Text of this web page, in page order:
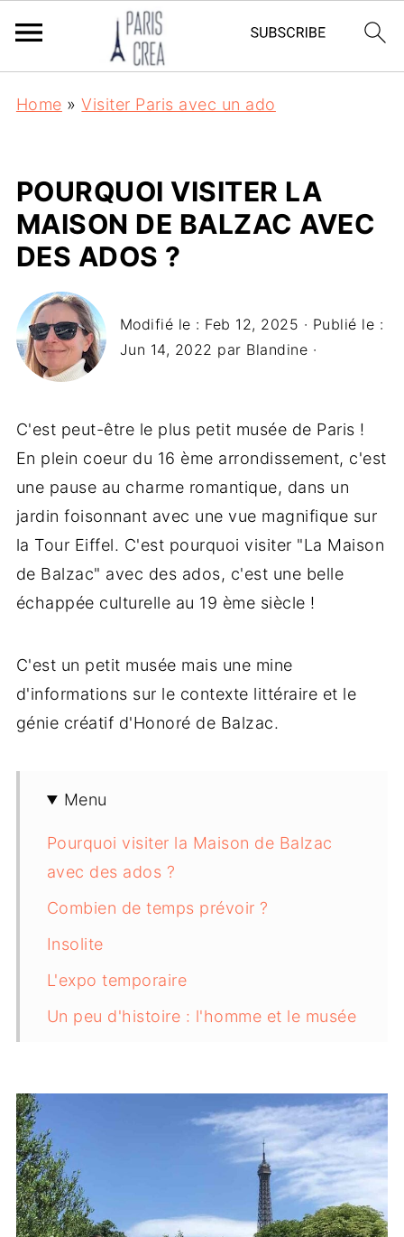
Home »Visiter Paris avec un ado
POURQUOI VISITER LA
MAISON DE BALZAC AVEC
DES ADOS ?
Modifié le : Feb 12, 2025 · Publié le :
Jun 14, 2022 par Blandine ·
C'est peut-être le plus petit musée de Paris !
En plein coeur du 16 ème arrondissement, c'est
une pause au charme romantique, dans un
jardin foisonnant avec une vue magnifique sur
la Tour Eiffel. C'est pourquoi visiter "La Maison
de Balzac" avec des ados, c'est une belle
échappée culturelle au 19 ème siècle !
C'est un petit musée mais une mine
d'informations sur le contexte littéraire et le
génie créatif d'Honoré de Balzac.
Menu
Pourquoi visiter la Maison de Balzac
avec des ados ?
Combien de temps prévoir ?
Insolite
L'expo temporaire
Un peu d'histoire : l'homme et le musée
Où déjeuner autour de la Maison de
Balzac ?
Que faire autour de la Maison de
Balzac ?